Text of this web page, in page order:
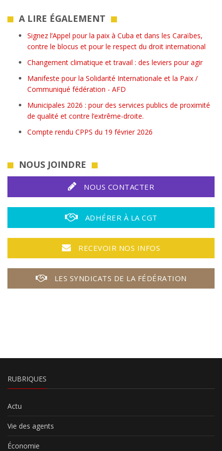
A LIRE ÉGALEMENT
Signez l’Appel pour la paix à Cuba et dans les Caraïbes,
contre le blocus et pour le respect du droit international
Changement climatique et travail : des leviers pour agir
Manifeste pour la Solidarité Internationale et la Paix /
Communiqué fédération - AFD
Municipales 2026 : pour des services publics de proximité
de qualité et contre l’extrême-droite.
Compte rendu CPPS du 19 février 2026
NOUS JOINDRE
NOUS CONTACTER
ADHÉRER À LA CGT
RECEVOIR NOS INFOS
LES SYNDICATS DE LA FÉDÉRATION
RUBRIQUES
Actu
Vie des agents
Économie